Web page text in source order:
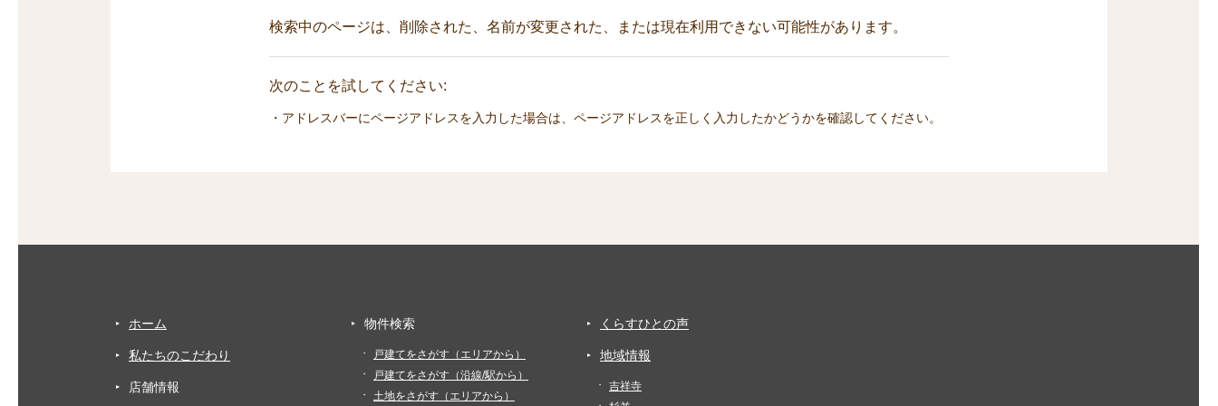
検索中のページは、削除された、名前が変更された、または現在利用できない可能性があります。
次のことを試してください:
・アドレスバーにページアドレスを入力した場合は、ページアドレスを正しく入力したかどうかを確認してください。
ホーム
私たちのこだわり
店舗情報
物件検索
戸建てをさがす（エリアから）
戸建てをさがす（沿線/駅から）
土地をさがす（エリアから）
くらすひとの声
地域情報
吉祥寺